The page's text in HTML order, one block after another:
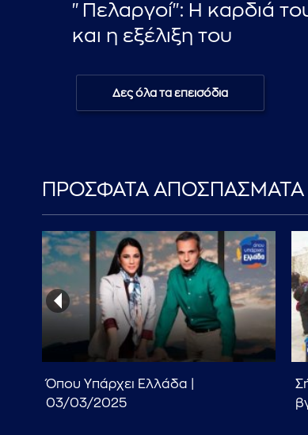
"Πελαργοί": Η καρδιά
και η εξέλιξη του
Δες όλα τα επεισόδια
ΠΡΟΣΦΑΤΑ ΑΠΟΣΠΑΣΜΑΤΑ
Όπου Υπάρχει Ελλάδα |
03/03/2025